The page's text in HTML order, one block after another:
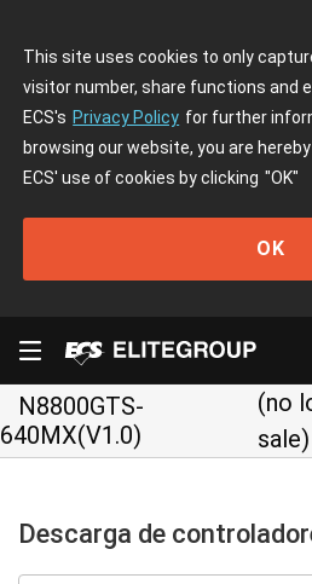
This site uses cookies to only
visitor number, share functions and
ECS's Privacy Policy for further
browsing our website, you are
ECS' use of cookies by clicking "OK"
OK
N8800GTS-
640MX(V1.0)
(no
sale)
Descarga de